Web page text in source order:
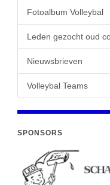
Fotoalbum Volleybal
Leden gezocht oud
Nieuwsbrieven
Volleybal Teams
SPONSORS